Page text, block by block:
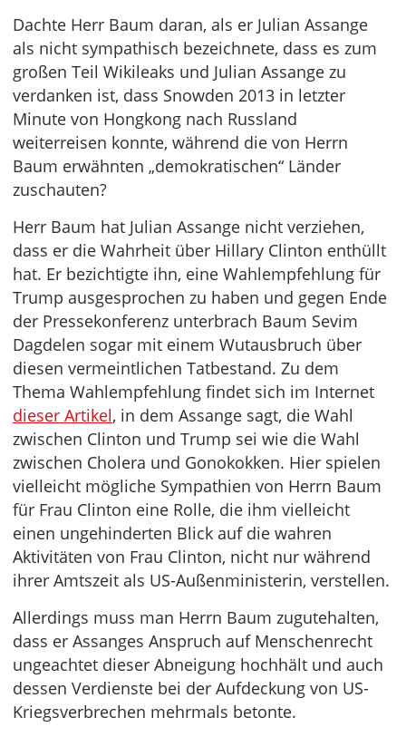
Dachte Herr Baum daran, als er Julian Assange
als nicht sympathisch bezeichnete, dass es zum
großen Teil Wikileaks und Julian Assange zu
verdanken ist, dass Snowden 2013 in letzter
Minute von Hongkong nach Russland
weiterreisen konnte, während die von Herrn
Baum erwähnten „demokratischen“ Länder
zuschauten?
Herr Baum hat Julian Assange nicht verziehen,
dass er die Wahrheit über Hillary Clinton enthüllt
hat. Er bezichtigte ihn, eine Wahlempfehlung für
Trump ausgesprochen zu haben und gegen Ende
der Pressekonferenz unterbrach Baum Sevim
Dagdelen sogar mit einem Wutausbruch über
diesen vermeintlichen Tatbestand. Zu dem
Thema Wahlempfehlung findet sich im Internet
dieser Artikel, in dem Assange sagt, die Wahl
zwischen Clinton und Trump sei wie die Wahl
zwischen Cholera und Gonokokken. Hier spielen
vielleicht mögliche Sympathien von Herrn Baum
für Frau Clinton eine Rolle, die ihm vielleicht
einen ungehinderten Blick auf die wahren
Aktivitäten von Frau Clinton, nicht nur während
ihrer Amtszeit als US-Außenministerin, verstellen.
Allerdings muss man Herrn Baum zugutehalten,
dass er Assanges Anspruch auf Menschenrecht
ungeachtet dieser Abneigung hochhält und auch
dessen Verdienste bei der Aufdeckung von US-
Kriegsverbrechen mehrmals betonte.